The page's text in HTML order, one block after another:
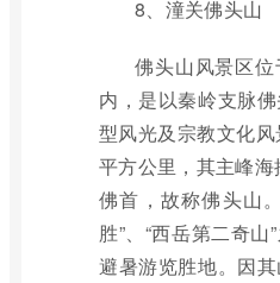
8、潼关佛头山
佛头山风景区
内，是以秦岭支脉
型风光及宗教文化
平方公里，其主峰
佛首，故称佛头山
胜”、“西岳第二奇山
避暑游览胜地。因